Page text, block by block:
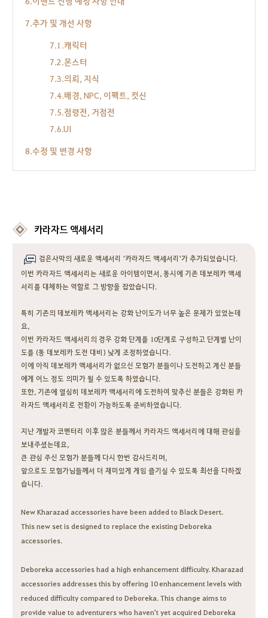
7.추가 및 개선 사항
7.1.캐릭터
7.2.몬스터
7.3.의뢰, 지식
7.4.배경, NPC, 이펙트, 컷신
7.5.점령전, 거점전
7.6.UI
8.수정 및 변경 사항
카라자드 액세서리
검은사막의 새로운 액세서리 '카라자드 액세서리'가 추가되었습니다.
이번 카라자드 액세서리는 새로운 아이템이면서, 동시에 기존 데보레카 액세
서리를 대체하는 역할로 그 방향을 잡았습니다.
특히 기존의 데보레카 액세서리는 강화 난이도가 너무 높은 문제가 있었는데
요,
이번 카라자드 액세서리의 경우 강화 단계를 10단계로 구성하고 단계별 난이
도를 (동 데보레카 도전 대비) 낮게 조정하였습니다.
이에 아직 데보레카 액세서리가 없으신 모험가 분들이나 도전하고 계신 분들
에게 어느 정도 의미가 될 수 있도록 하였습니다.
또한, 기존에 열심히 데보레카 액세서리에 도전하여 맞추신 분들은 강화된 카
라자드 액세서리로 전환이 가능하도록 준비하였습니다.
지난 개발자 코멘터리 이후 많은 분들께서 카라자드 액세서리에 대해 관심을
보내주셨는데요,
큰 관심 주신 모험가 분들께 다시 한번 감사드리며,
앞으로도 모험가님들께서 더 재미있게 게임 즐기실 수 있도록 최선을 다하겠
습니다.
New Kharazad accessories have been added to Black Desert.
This new set is designed to replace the existing Deboreka
accessories.
Deboreka accessories had a high enhancement difficulty. Kharazad
accessories addresses this by offering 10 enhancement levels with
reduced difficulty compared to Deboreka. This change aims to
provide value to adventurers who haven't yet acquired Deboreka